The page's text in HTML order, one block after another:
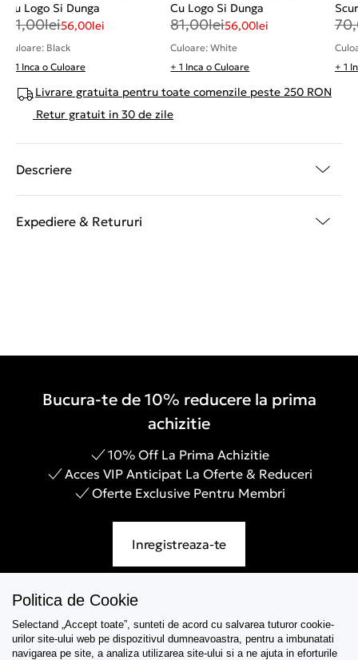
Cu Logo Si Dunga
81,00lei56,00lei
Culoare: Black
+ 1 Inca o Culoare
Cu Logo Si Dunga
81,00lei56,00lei
Culoare: White
+ 1 Inca o Culoare
+ 1
Livrare gratuita pentru toate comenzile peste 250 RON
Retur gratuit in 30 de zile
Descriere
Expediere & Retururi
Bucura-te de 10% reducere la prima
achizitie
10% Off La Prima Achizitie
Acces VIP Anticipat La Oferte & Reduceri
Oferte Exclusive Pentru Membri
Inregistreaza-te
Asistenta
Politica de Cookie
Selectand „Accept toate”, sunteti de acord cu salvarea tuturor cookie-
urilor site-ului web pe dispozitivul dumneavoastra, pentru a imbunatati
navigarea pe site, a analiza utilizarea site-ului si a ne ajuta in eforturile